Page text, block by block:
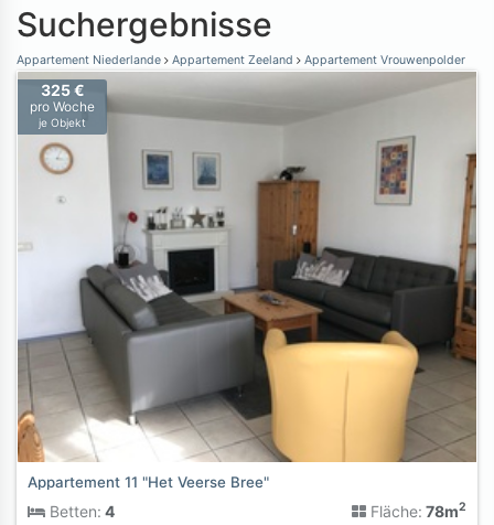
Suchergebnisse
Appartement Niederlande Appartement Zeeland Appartement Vrouwenpolder
325 €
pro Woche
je Objekt
Appartement 11 "Het Veerse Bree"
Betten: 4 Fläche: 78m2